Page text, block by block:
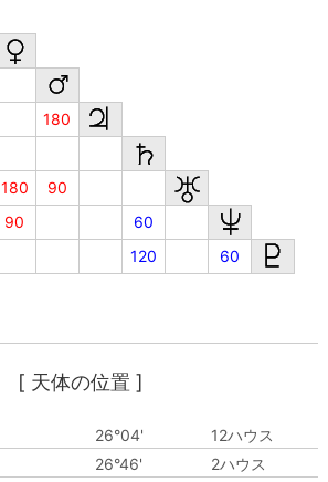
180
180
90
90
60
120 60
[ 天体の位置 ]
26°04'
12ハウス
26°46'
2ハウス